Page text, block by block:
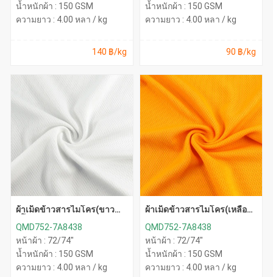
น้ำหนักผ้า : 150 GSM
ความยาว : 4.00 หลา / kg
140 ฿/kg
น้ำหนักผ้า : 150 GSM
ความยาว : 4.00 หลา / kg
90 ฿/kg
ผ้าเม็ดข้าวสารไมโคร(ขาว
QMD752-7A8438
หน้าผ้า : 72/74"
น้ำหนักผ้า : 150 GSM
ความยาว : 4.00 หลา / kg
ผ้าเม็ดข้าวสารไมโคร(เหลือง
QMD752-7A8438
หน้าผ้า : 72/74"
น้ำหนักผ้า : 150 GSM
ความยาว : 4.00 หลา / kg